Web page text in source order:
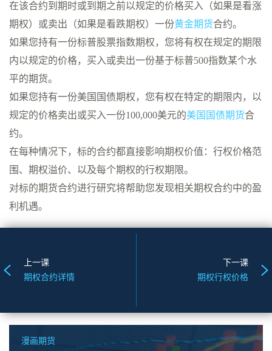
在该合约到期时或到期之前以规定的价格买入（如果是看涨
期权）或卖出（如果是看跌期权）一份黄金期货合约。
如果您持有一份标普股票指数期权，您将有权在规定的期限
内以规定的价格，买入或卖出一份基于标普500指数某个水
平的期货。
如果您持有一份美国国债期权，您有权在特定的期限内，以
规定的价格卖出或买入一份100,000美元的美国国债期货合
约。
在每种情况下，标的合约都直接影响期权价值：行权价格范
围、期权溢价、以及每个期权的行权期限。
对标的期货合约进行研究将帮助您发现相关期权合约中的盈
利机遇。
上一课
期权合约详情
下一课
期权行权价格
漫画期货